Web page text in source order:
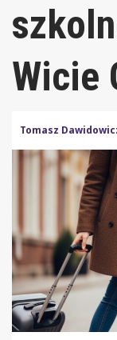
Wicie
Tomasz